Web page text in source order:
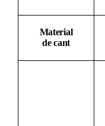
Material
de cant